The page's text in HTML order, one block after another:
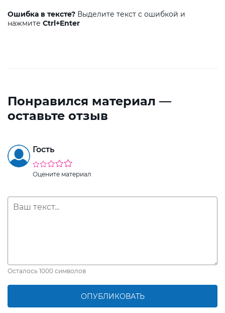
Ошибка в тексте? Выделите текст с ошибкой и
нажмите Ctrl+Enter
Понравился материал —
оставьте отзыв
Гость
Оцените материал
Осталось 1000 символов
ОПУБЛИКОВАТЬ